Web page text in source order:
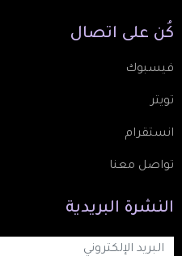
كُن على اتصال
فيسبوك
تويتر
انستقرام
تواصل معنا
النشرة البريدية